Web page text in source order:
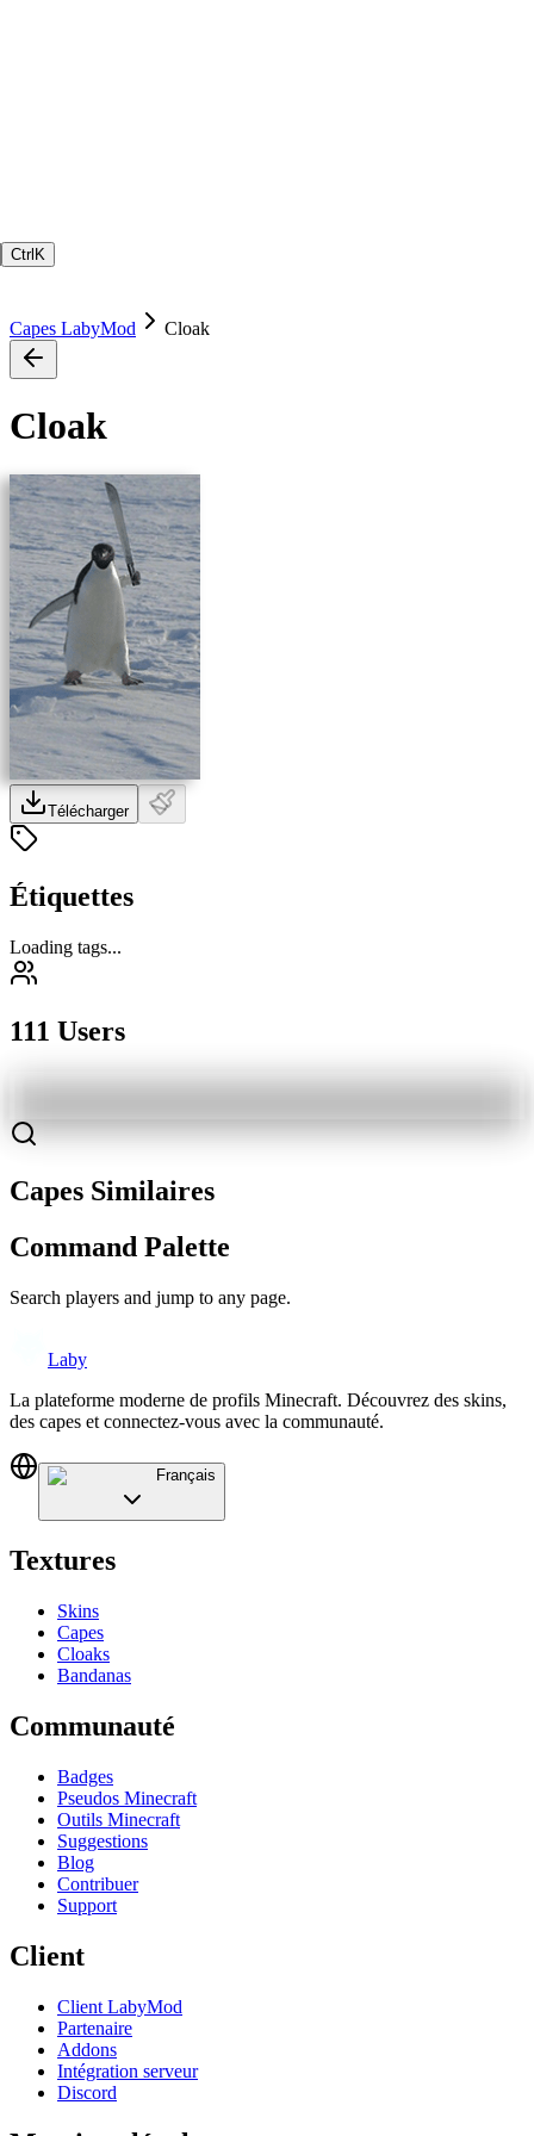
Ctrl K
Capes LabyMod Cloak
Cloak
Télécharger
Étiquettes
Loading tags...
111 Users
Capes Similaires
Command Palette
Search players and jump to any page.
Laby
La plateforme moderne de profils Minecraft. Découvrez des skins,
des capes et connectez-vous avec la communauté.
Français
Textures
Skins
Capes
Cloaks
Bandanas
Communauté
Badges
Pseudos Minecraft
Outils Minecraft
Suggestions
Blog
Contribuer
Support
Client
Client LabyMod
Partenaire
Addons
Intégration serveur
Discord